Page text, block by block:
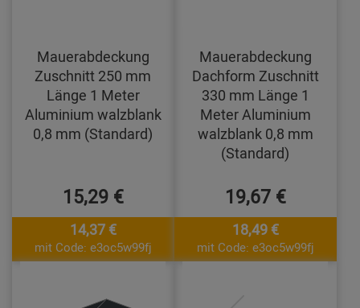
Mauerabdeckung
Zuschnitt 250 mm
Länge 1 Meter
Aluminium walzblank
0,8 mm (Standard)
15,29 €
14,37 €
mit Code: e3oc5w99fj
Mauerabdeckung
Dachform Zuschnitt
330 mm Länge 1
Meter Aluminium
walzblank 0,8 mm
(Standard)
19,67 €
18,49 €
mit Code: e3oc5w99fj